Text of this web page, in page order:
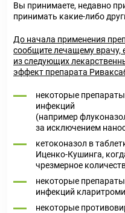
Вы принимаете, недавно
принимать какие-либо
До начала применения
сообщите лечащему врачу,
из следующих
эффект препарата
некоторые
инфекций
(например
за исключением
кетоконазол в
Иценко-Кушинга,
чрезмерное
некоторые
инфекций
некоторые